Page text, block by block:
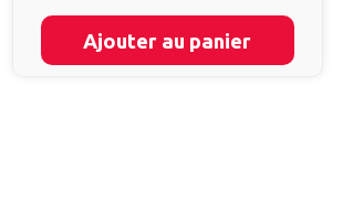
Ajouter au panier